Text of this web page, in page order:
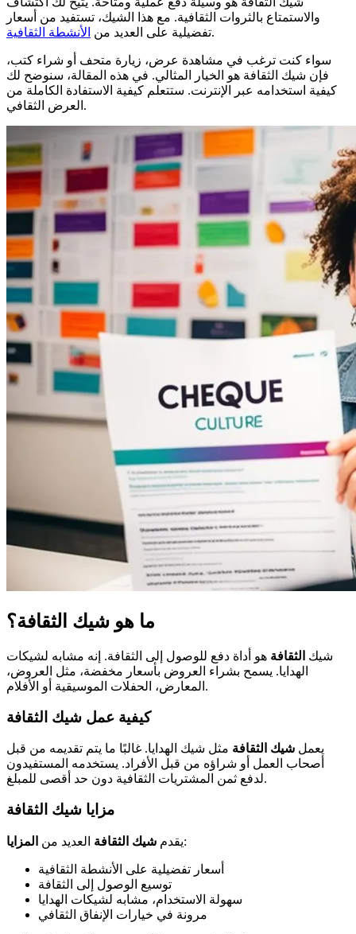
والاستمتاع بالثروات الثقافية. مع هذا الشيك، تستفيد من أسعار
تفضيلية على العديد من الأنشطة الثقافية .
سواء كنت ترغب في مشاهدة عرض، زيارة متحف أو شراء كتب،
فإن شيك الثقافة هو الخيار المثالي. في هذه المقالة، سنوضح لك
كيفية استخدامه عبر الإنترنت. ستتعلم كيفية الاستفادة الكاملة من
العرض الثقافي.
ما هو شيك الثقافة؟
شيك الثقافة هو أداة دفع للوصول إلى الثقافة. إنه مشابه لشيكات
الهدايا. يسمح بشراء العروض بأسعار مخفضة، مثل العروض،
المعارض، الحفلات الموسيقية أو الأفلام.
كيفية عمل شيك الثقافة
يعمل شيك الثقافة مثل شيك الهدايا. غالبًا ما يتم تقديمه من قبل
أصحاب العمل أو شراؤه من قبل الأفراد. يستخدمه المستفيدون
لدفع ثمن المشتريات الثقافية دون حد أقصى للمبلغ.
مزايا شيك الثقافة
يقدم شيك الثقافة العديد من المزايا :
أسعار تفضيلية على الأنشطة الثقافية
توسيع الوصول إلى الثقافة
سهولة الاستخدام، مشابه لشيكات الهدايا
مرونة في خيارات الإنفاق الثقافي